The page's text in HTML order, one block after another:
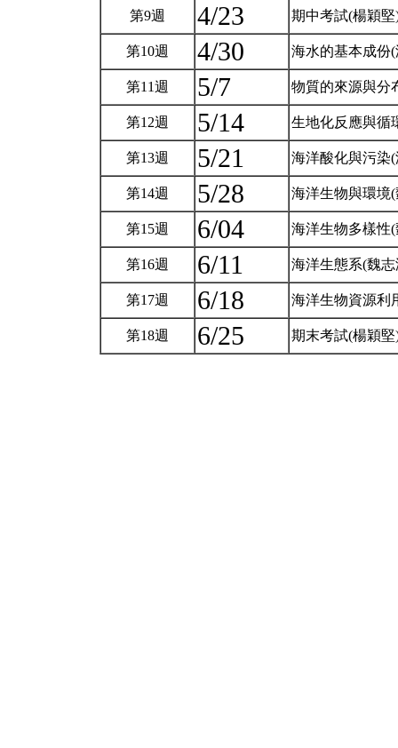
第9週 4/23 期中考試(楊穎
第10週 4/30 海水的基本成份
第11週 5/7 物質的來源與分
第12週 5/14 生地化反應與循
第13週 5/21 海洋酸化與污染
第14週 5/28 海洋生物與環境
第15週 6/04 海洋生物多樣性
第16週 6/11 海洋生態系(魏
第17週 6/18 海洋生物資源利
第18週 6/25 期末考試(楊穎